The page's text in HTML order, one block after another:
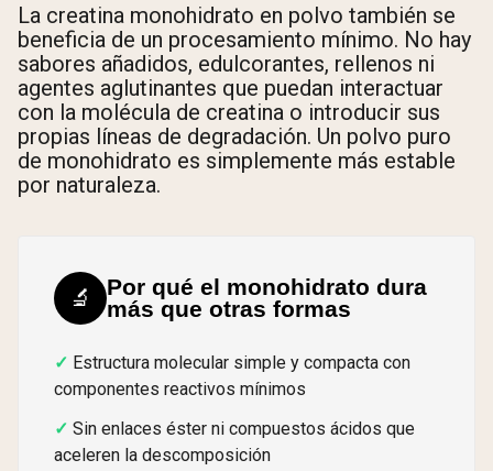
La creatina monohidrato en polvo también se
beneficia de un procesamiento mínimo. No hay
sabores añadidos, edulcorantes, rellenos ni
agentes aglutinantes que puedan interactuar
con la molécula de creatina o introducir sus
propias líneas de degradación. Un polvo puro
de monohidrato es simplemente más estable
por naturaleza.
🔬
Por qué el monohidrato dura
más que otras formas
Estructura molecular simple y compacta con
componentes reactivos mínimos
Sin enlaces éster ni compuestos ácidos que
aceleren la descomposición